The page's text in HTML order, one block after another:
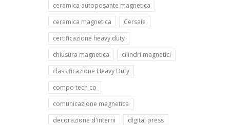
ceramica autoposante magnetica
ceramica magnetica
Cersaie
certificazione heavy duty
chiusura magnetica
cilindri magnetici
classificazione Heavy Duty
compo tech co
comunicazione magnetica
decorazione d'interni
digital press